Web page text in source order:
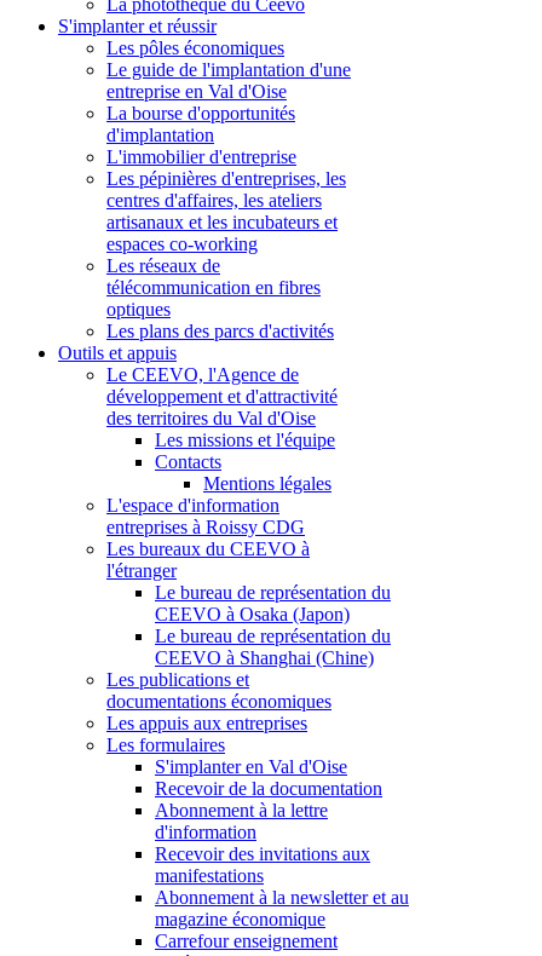
La photothèque du Ceevo
S'implanter et réussir
Les pôles économiques
Le guide de l'implantation d'une
entreprise en Val d'Oise
La bourse d'opportunités
d'implantation
L'immobilier d'entreprise
Les pépinières d'entreprises, les
centres d'affaires, les ateliers
artisanaux et les incubateurs et
espaces co-working
Les réseaux de
télécommunication en fibres
optiques
Les plans des parcs d'activités
Outils et appuis
Le CEEVO, l'Agence de
développement et d'attractivité
des territoires du Val d'Oise
Les missions et l'équipe
Contacts
Mentions légales
L'espace d'information
entreprises à Roissy CDG
Les bureaux du CEEVO à
l'étranger
Le bureau de représentation du
CEEVO à Osaka (Japon)
Le bureau de représentation du
CEEVO à Shanghai (Chine)
Les publications et
documentations économiques
Les appuis aux entreprises
Les formulaires
S'implanter en Val d'Oise
Recevoir de la documentation
Abonnement à la lettre
d'information
Recevoir des invitations aux
manifestations
Abonnement à la newsletter et au
magazine économique
Carrefour enseignement